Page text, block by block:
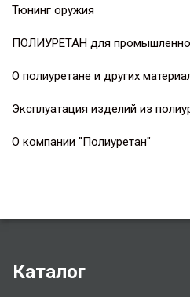
Тюнинг оружия
ПОЛИУРЕТАН для
О полиуретане и других
Эксплуатация изделий из
О компании "Полиуретан"
Каталог